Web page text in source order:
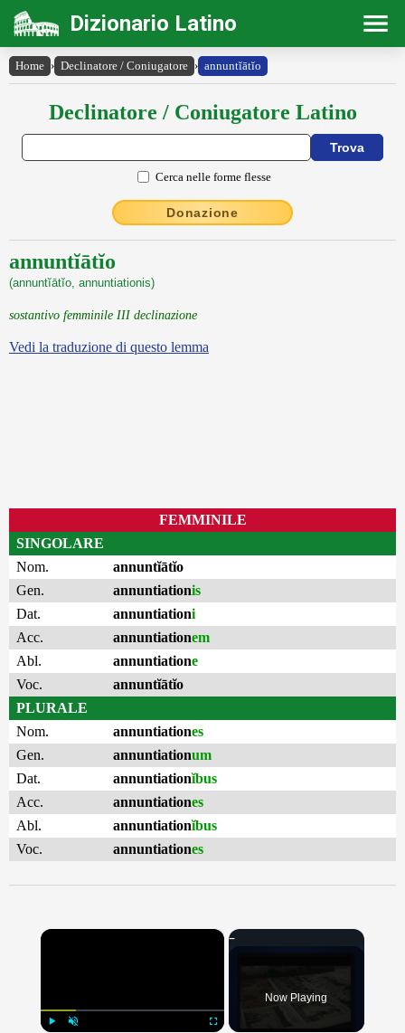
Dizionario Latino
Home › Declinatore / Coniugatore › annuntĭātĭo
Declinatore / Coniugatore Latino
Cerca nelle forme flesse
Donazione
annuntĭātĭo
(annuntĭātĭo, annuntiationis)
sostantivo femminile III declinazione
Vedi la traduzione di questo lemma
FEMMINILE
SINGOLARE
Nom.
annuntĭātĭo
Gen.
annuntiationis
Dat.
annuntiationi
Acc.
annuntiationem
Abl.
annuntiatione
Voc.
annuntĭātĭo
PLURALE
Nom.
annuntiationes
Gen.
annuntiationum
Dat.
annuntiationĭbus
Acc.
annuntiationes
Abl.
annuntiationĭbus
Voc.
annuntiationes
×
Now Playing